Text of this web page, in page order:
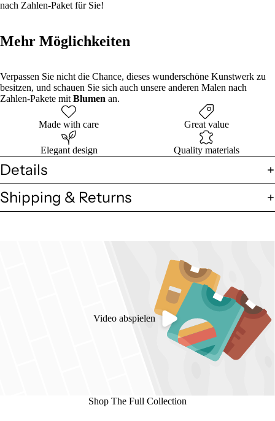
nach Zahlen-Paket für Sie!
Mehr Möglichkeiten
Verpassen Sie nicht die Chance, dieses wunderschöne Kunstwerk zu
besitzen, und schauen Sie sich auch unsere anderen Malen nach
Zahlen-Pakete mitBlumen an.
Made with care Great value
Elegant design Quality materials
Details
Shipping & Returns
Video abspielen
Shop The Full Collection